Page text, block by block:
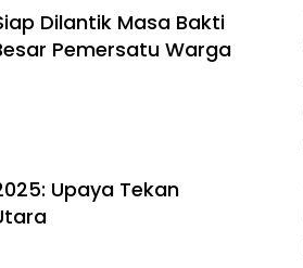
Dilantik Masa Bakti
Pemersatu Warga
Upaya Tekan